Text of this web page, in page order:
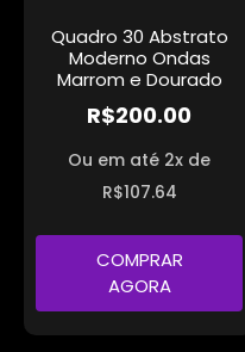
Quadro 30 Abstrato
Moderno Ondas
Marrom e Dourado
R$200.00
Ou em até 2x de
R$107.64
COMPRAR
AGORA